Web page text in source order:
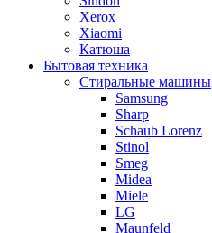
Xerox
Xiaomi
Катюша
Бытовая техника
Стиральные машины
Samsung
Sharp
Schaub Lorenz
Stinol
Smeg
Midea
Miele
LG
Maunfeld